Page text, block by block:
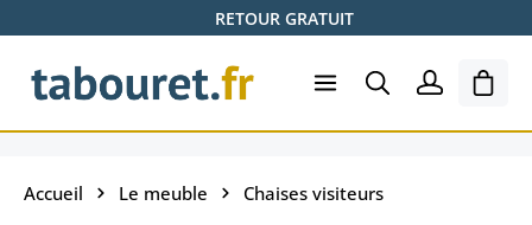
Passer au contenu principalRETOUR GRATUIT
Le
Accueil Le meuble Chaises visiteurs